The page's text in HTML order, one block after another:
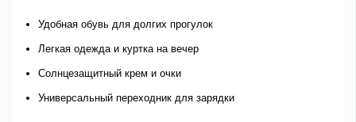
Удобная обувь для долгих прогулок
Легкая одежда и куртка на вечер
Солнцезащитный крем и очки
Универсальный переходник для зарядки